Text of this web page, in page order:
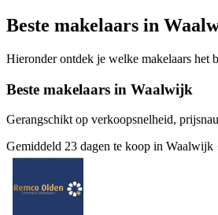
Beste makelaars in
Hieronder ontdek je welke makelaars het
Beste makelaars in Waalwijk
Gerangschikt op verkoopsnelheid,
Gemiddeld 23 dagen te koop in Waalwijk